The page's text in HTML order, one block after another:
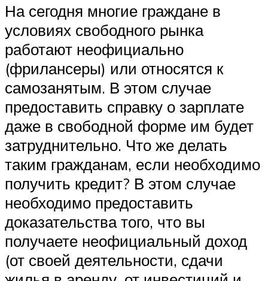
На сегодня многие граждане в
условиях свободного рынка
работают неофициально
(фрилансеры) или относятся к
самозанятым. В этом случае
предоставить справку о зарплате
даже в свободной форме им будет
затруднительно. Что же делать
таким гражданам, если необходимо
получить кредит? В этом случае
необходимо предоставить
доказательства того, что вы
получаете неофициальный доход
(от своей деятельности, сдачи